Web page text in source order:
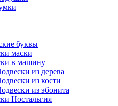
буквы
маски
в машину
из дерева
из кости
из эбонита
Ностальгия